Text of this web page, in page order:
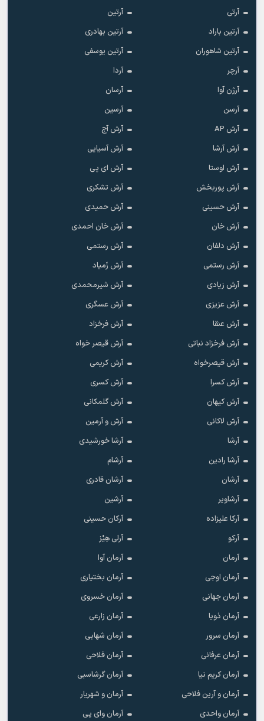
آرتی
آرتین
آرتین باراد
آرتین بهادری
آرتین شاهوران
آرتین یوسفی
آرچر
آردا
آرژن آوا
آرسان
آرسن
آرسین
آرش AP
آرش آج
آرش آرشا
آرش آسیایی
آرش اوستا
آرش ای پی
آرش پوربخش
آرش تشکری
آرش حسینی
آرش حمیدی
آرش خان
آرش خان احمدی
آرش دلفان
آرش رستمى
آرش رستمی
آرش زَمیاد
آرش زیادی
آرش شیرمحمدی
آرش عزیزی
آرش عسگری
آرش عنقا
آرش فرخزاد
آرش فرخزاد نباتی
آرش قیصر خواه
آرش قیصرخواه
آرش کریمی
آرش کسرا
آرش کسری
آرش کیهان
آرش گلمکانی
آرش لاکانی
آرش و آرمین
آرشا
آرشا خورشیدی
آرشا رادین
آرشام
آرشان
آرشان قادری
آرشاویر
آرشین
آرکا علیزاده
آرکان حسینی
آرکو
آرلی هِیْز
آرمان
آرمان آوا
آرمان اوجی
آرمان بختیاری
آرمان جهانی
آرمان خسروی
آرمان ذویا
آرمان زارعی
آرمان سرور
آرمان شهابی
آرمان عرفانی
آرمان فلاحی
آرمان کریم نیا
آرمان گرشاسبی
آرمان و آرین فلاحی
آرمان و شهریار
آرمان واحدی
آرمان وای پی